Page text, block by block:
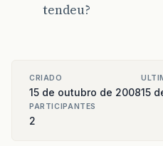
tendeu?
CRIADO
15 de outubro de 200815
PARTICIPANTES
2